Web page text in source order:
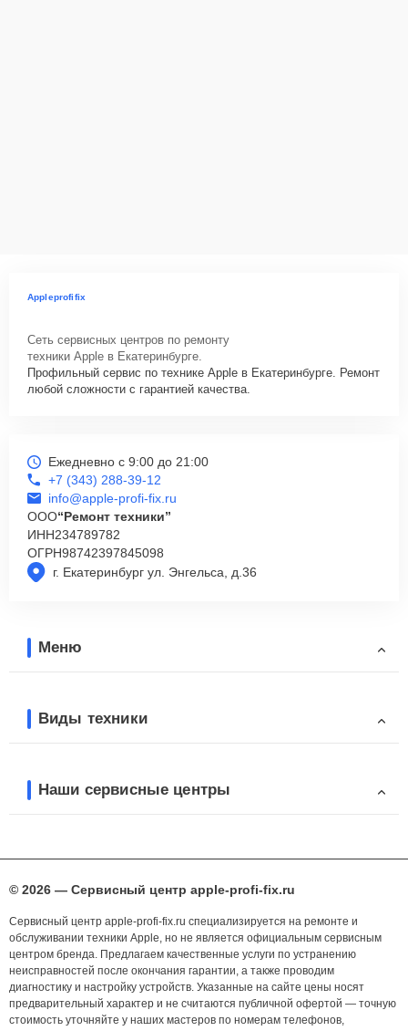
Appleprofifix
Сеть сервисных центров по ремонту
техники Apple в Екатеринбурге.
Профильный сервис по технике Apple в Екатеринбурге. Ремонт
любой сложности с гарантией качества.
г. Екатеринбург ул. Энгельса, д.36
Ежедневно с 9:00 до 21:00
+7 (343) 288-39-12
info@apple-profi-fix.ru
ООО“Ремонт техники”
ИНН234789782
ОГРН98742397845098
Меню
Виды техники
Наши сервисные центры
© 2026 — Сервисный центр apple-profi-fix.ru
Сервисный центр apple-profi-fix.ru специализируется на ремонте и
обслуживании техники Apple, но не является официальным сервисным
центром бренда. Предлагаем качественные услуги по устранению
неисправностей после окончания гарантии, а также проводим
диагностику и настройку устройств. Указанные на сайте цены носят
предварительный характер и не считаются публичной офертой — точную
стоимость уточняйте у наших мастеров по номерам телефонов,